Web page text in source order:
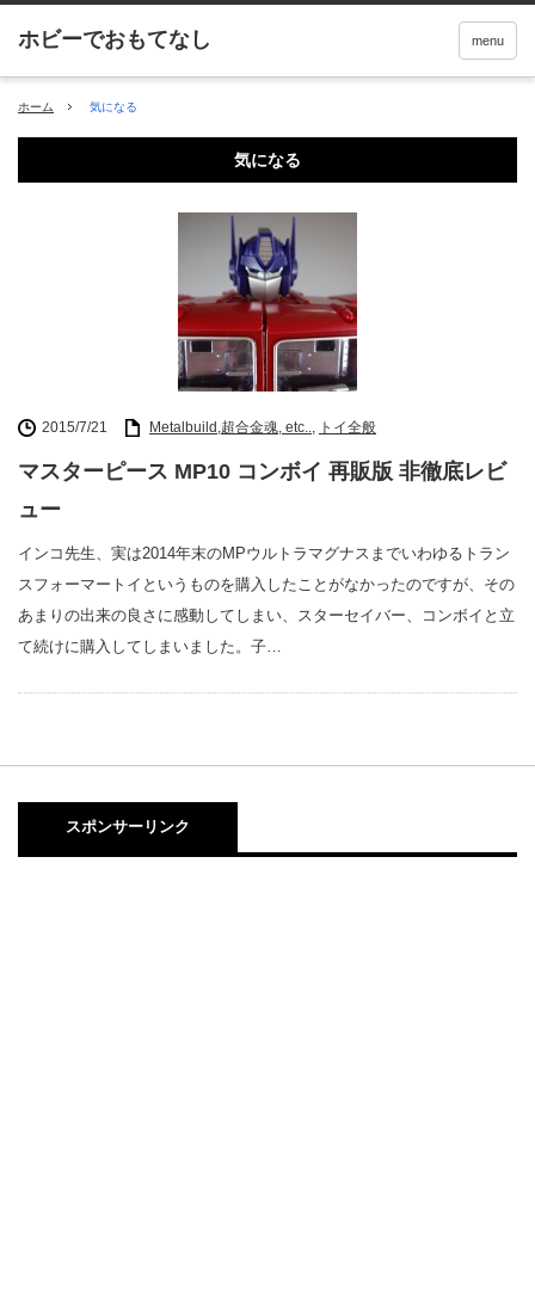
menu
ホーム 気になる
気になる
2015/7/21 Metalbuild,超合金魂, etc.., トイ全般
マスターピース MP10 コンボイ 再販版 非徹底レビ
ュー
インコ先生、実は2014年末のMPウルトラマグナスまでいわゆるトラン
スフォーマートイというものを購入したことがなかったのですが、その
あまりの出来の良さに感動してしまい、スターセイバー、コンボイと立
て続けに購入してしまいました。子…
スポンサーリンク